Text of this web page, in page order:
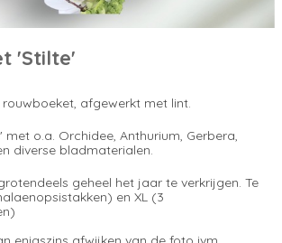
'Stilte'
afgewerkt met lint.
met o.a. Orchidee, Anthurium, Gerbera,
diverse bladmaterialen.
geheel het jaar te verkrijgen. Te
en XL (3